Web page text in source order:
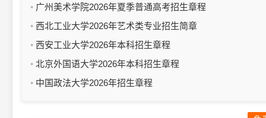
广州美术学院2026年夏季普通高考招生章程
西北工业大学2026年艺术类专业招生简章
西安工业大学2026年本科招生章程
北京外国语大学2026年本科招生章程
中国政法大学2026年招生章程